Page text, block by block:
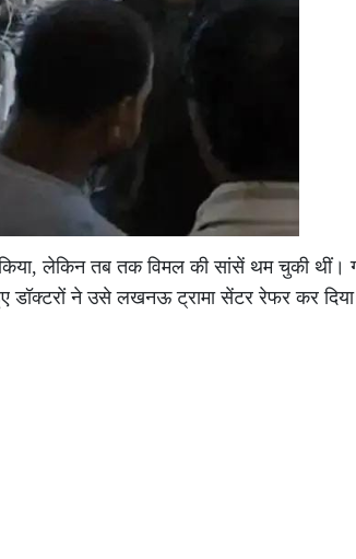
लेकिन तब तक विमल की सांसें थम चुकी थीं।
डॉक्टरों ने उसे लखनऊ ट्रामा सेंटर रेफर कर